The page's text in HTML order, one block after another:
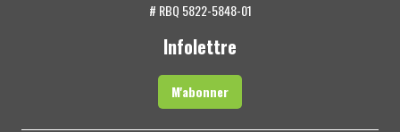
# RBQ 5822-5848-01
Infolettre
M'abonner